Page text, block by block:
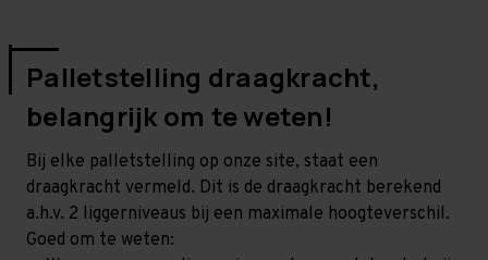
Palletstelling draagkracht,
belangrijk om te weten!
Bij elke palletstelling op onze site, staat een
draagkracht vermeld. Dit is de draagkracht berekend
a.h.v. 2 liggerniveaus bij een maximale hoogteverschil.
Goed om te weten: